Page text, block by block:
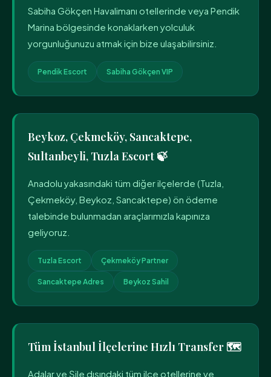
Sabiha Gökçen Havalimanı otellerinde veya Pendik
Marina bölgesinde konaklarken yolculuk
yorgunluğunuzu atmak için bize ulaşabilirsiniz.
Pendik Escort Sabiha Gökçen VIP
Beykoz, Çekmeköy, Sancaktepe,
Sultanbeyli, Tuzla Escort 🍃
Anadolu yakasındaki tüm diğer ilçelerde (Tuzla,
Çekmeköy, Beykoz, Sancaktepe) ön ödeme
talebinde bulunmadan araçlarımızla kapınıza
geliyoruz.
Tuzla Escort Çekmeköy Partner
Sancaktepe Adres Beykoz Sahil
Tüm İstanbul İlçelerine Hızlı Transfer 🗺️
Adalar ve Şile dışındaki tüm ilçe otellerine ve